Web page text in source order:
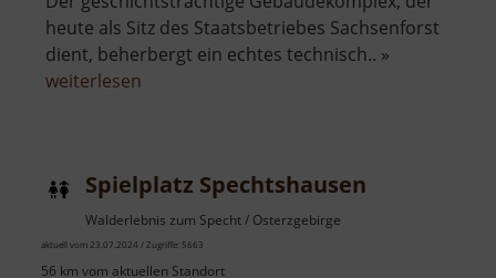
heute als Sitz des Staatsbetriebes Sachsenforst
dient, beherbergt ein echtes technisch.. »
weiterlesen
Arboretum
Spielplatz Spechtshausen
Walderlebnis zum Specht / Osterzgebirge
aktuell vom 23.07.2024 / Zugriffe: 5663
56 km vom aktuellen Standort